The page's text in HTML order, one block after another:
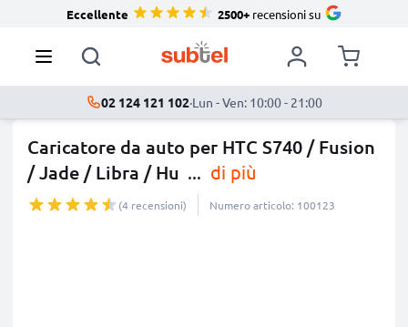
Eccellente 2500+recensioni su
02 124 121 102·Lun - Ven: 10:00 - 21:00
Caricatore da auto per HTC S740 / Fusion
/ Jade / Libra / Hu ... di più
(4 recensioni) Numero articolo: 100123